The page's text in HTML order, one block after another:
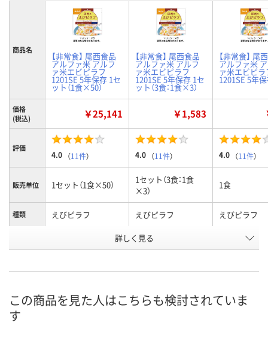
商品名
【非常食】 尾西食品
アルファ米 アルフ
ァ米エビピラフ
1201SE 5年保存 1セ
ット（1食×50）
【非常食】 尾西食品
アルファ米 アルフ
ァ米エビピラフ
1201SE 5年保存 1セ
ット（3食：1食×3）
【非常食】 尾
アルファ米
ァ米エビピラ
1201SE 5年
価格
(税込)
￥25,141 ￥1,583
評価
4.0 （11件） 4.0 （11件） 4.0 （11件）
販売単位 1セット（1食×50）
1セット（3食：1食
×3）
1食
種類 えびピラフ えびピラフ えびピラフ
3112922 3112913
お届け日 8月7日（金）予定 8月8日（土） 8月8日（土）
詳しく見る
この商品を見た人はこちらも検討されていま
す